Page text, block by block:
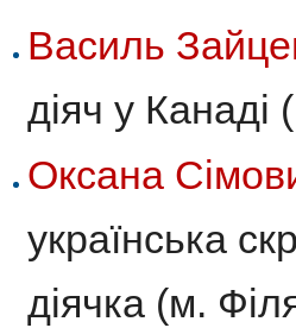
Василь
діяч у Канаді
Оксана
українська
діячка (м.